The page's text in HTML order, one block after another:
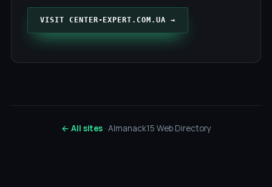
VISIT CENTER-EXPERT.COM.UA →
← All sites· Almanack15 Web Directory